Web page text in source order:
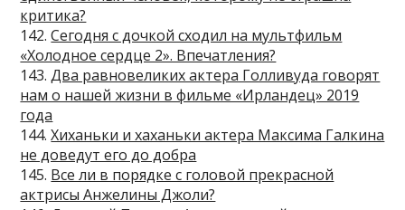
критика?
142.Сегодня с дочкой сходил на мультфильм
«Холодное сердце 2». Впечатления?
143.Два равновеликих актера Голливуда говорят
нам о нашей жизни в фильме «Ирландец» 2019
года
144.Хиханьки и хаханьки актера Максима Галкина
не доведут его до добра
145. Все ли в порядке с головой прекрасной
актрисы Анжелины Джоли?